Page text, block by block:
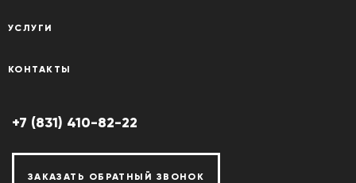
УСЛУГИ
КОНТАКТЫ
+7 (831) 410-82-22
ЗАКАЗАТЬ ОБРАТНЫЙ ЗВОНОК